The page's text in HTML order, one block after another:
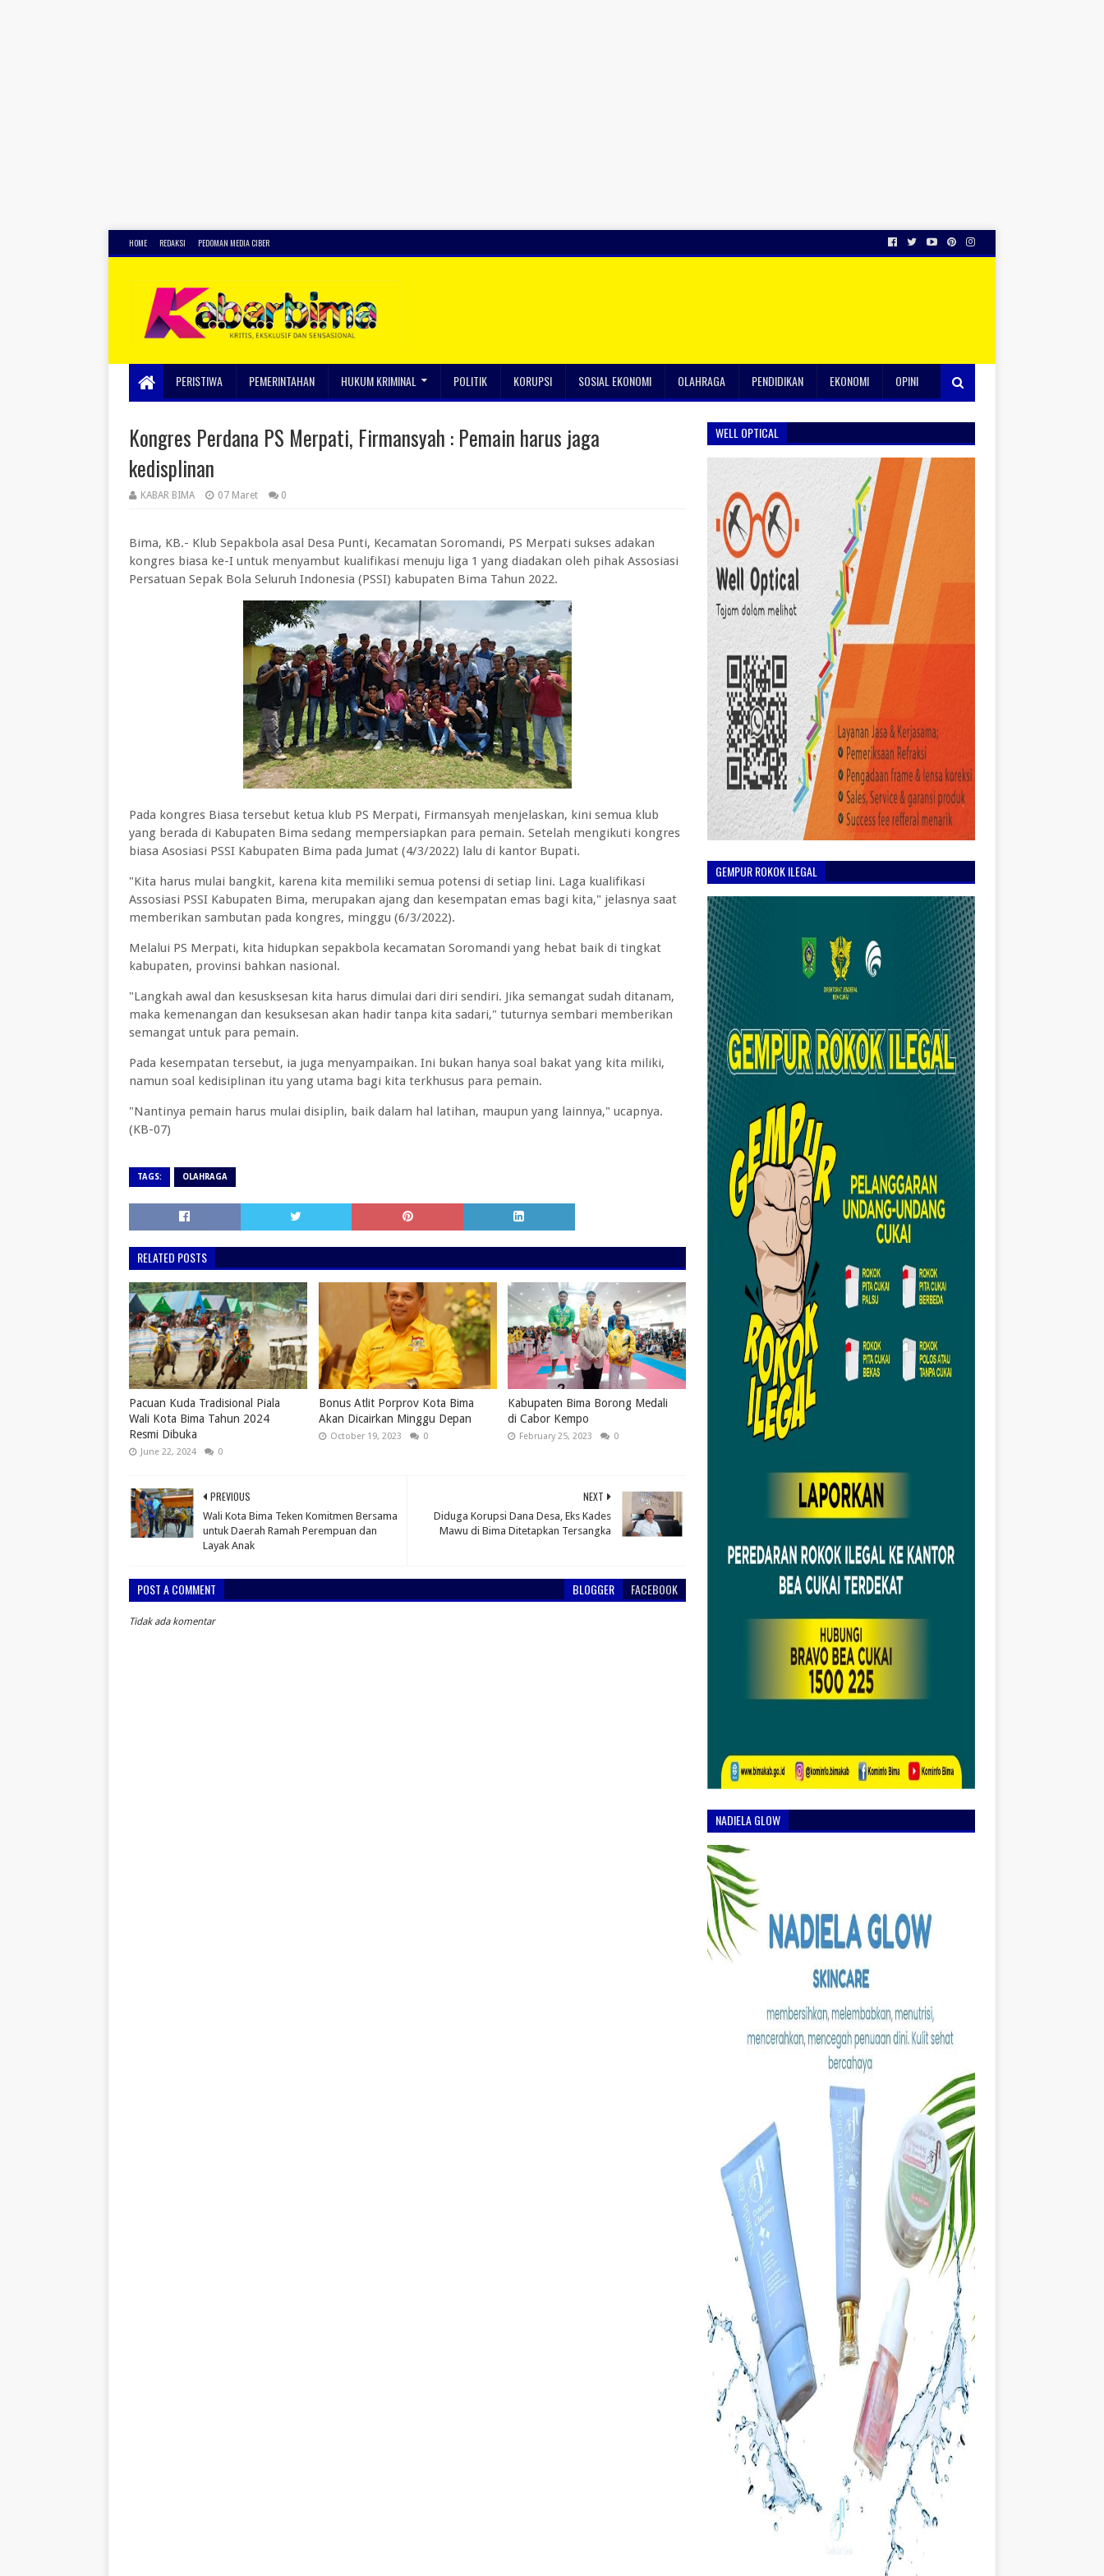
HOME REDAKSI PEDOMAN MEDIA CIBER
PERISTIWA PEMERINTAHAN HUKUM KRIMINAL POLITIK KORUPSI SOSIAL EKONOMI OLAHRAGA PENDIDIKAN EKONOMI OPINI
Kongres Perdana PS Merpati, Firmansyah : Pemain harus jaga
kedisplinan
KABAR BIMA 07 Maret 0
Bima, KB.- Klub Sepakbola asal Desa Punti, Kecamatan Soromandi, PS Merpati sukses adakan
kongres biasa ke-I untuk menyambut kualifikasi menuju liga 1 yang diadakan oleh pihak Assosiasi
Persatuan Sepak Bola Seluruh Indonesia (PSSI) kabupaten Bima Tahun 2022.
Pada kongres Biasa tersebut ketua klub PS Merpati, Firmansyah menjelaskan, kini semua klub
yang berada di Kabupaten Bima sedang mempersiapkan para pemain. Setelah mengikuti kongres
biasa Asosiasi PSSI Kabupaten Bima pada Jumat (4/3/2022) lalu di kantor Bupati.
"Kita harus mulai bangkit, karena kita memiliki semua potensi di setiap lini. Laga kualifikasi
Assosiasi PSSI Kabupaten Bima, merupakan ajang dan kesempatan emas bagi kita," jelasnya saat
memberikan sambutan pada kongres, minggu (6/3/2022).
Melalui PS Merpati, kita hidupkan sepakbola kecamatan Soromandi yang hebat baik di tingkat
kabupaten, provinsi bahkan nasional.
"Langkah awal dan kesusksesan kita harus dimulai dari diri sendiri. Jika semangat sudah ditanam,
maka kemenangan dan kesuksesan akan hadir tanpa kita sadari," tuturnya sembari memberikan
semangat untuk para pemain.
Pada kesempatan tersebut, ia juga menyampaikan. Ini bukan hanya soal bakat yang kita miliki,
namun soal kedisiplinan itu yang utama bagi kita terkhusus para pemain.
"Nantinya pemain harus mulai disiplin, baik dalam hal latihan, maupun yang lainnya," ucapnya.
(KB-07)
TAGS: OLAHRAGA
RELATED POSTS
Pacuan Kuda Tradisional Piala
Wali Kota Bima Tahun 2024
Resmi Dibuka
June 22, 2024 0
Bonus Atlit Porprov Kota Bima
Akan Dicairkan Minggu Depan
October 19, 2023 0
Kabupaten Bima Borong Medali
di Cabor Kempo
February 25, 2023 0
NEXT
Diduga Korupsi Dana Desa, Eks Kades
Mawu di Bima Ditetapkan Tersangka
PREVIOUS
Wali Kota Bima Teken Komitmen Bersama
untuk Daerah Ramah Perempuan dan
Layak Anak
POST A COMMENT BLOGGER FACEBOOK
Tidak ada komentar
WELL OPTICAL
GEMPUR ROKOK ILEGAL
NADIELA GLOW